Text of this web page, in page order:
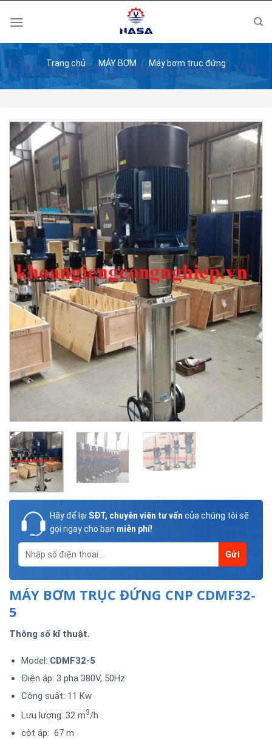
Trang chủ / MÁY BƠM / Máy bơm trục đứng
Hãy để lại SĐT, chuyên viên tư vấn của chúng tôi sẽ
gọi ngay cho bạn miễn phí!
MÁY BƠM TRỤC ĐỨNG CNP CDMF32-
5
Thông số kĩ thuật.
Model: CDMF32-5
Điện áp: 3 pha 380V, 50Hz
Công suất: 11 Kw
Lưu lượng: 32 m3/h
cột áp: 67 m